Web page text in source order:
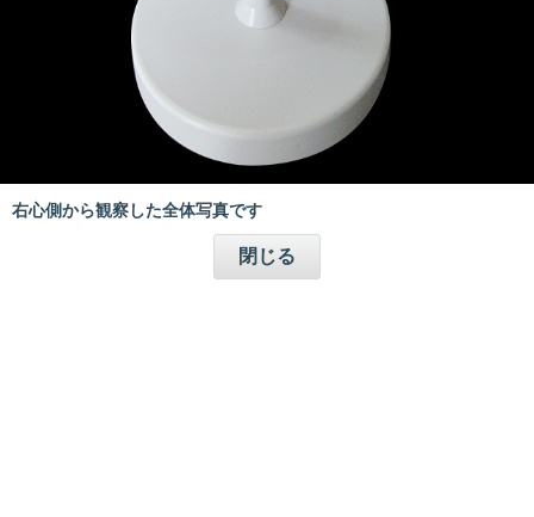
右心側から観察した全体写真です
閉じる